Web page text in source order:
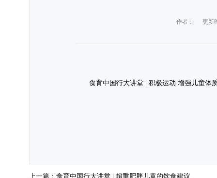
作者： 更新时
食育中国行大讲堂 | 积极运动 增强儿童体
上一篇： 食育中国行大讲堂 | 超重肥胖儿童的饮食建议